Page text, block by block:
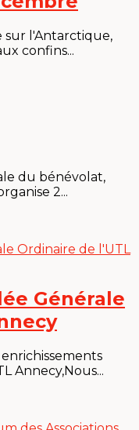
sur l'Antarctique,
confins...
du bénévolat,
2...
Générale
Annecy,Nous...